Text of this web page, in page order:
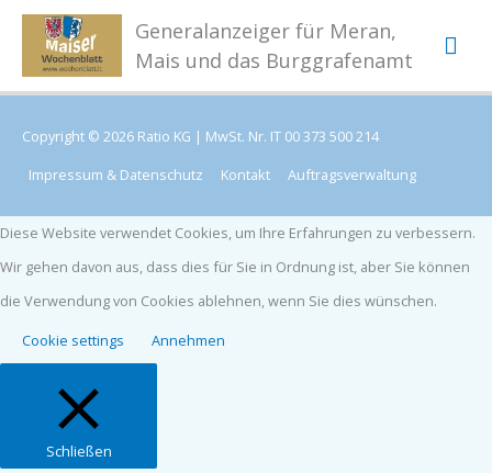
Zum
springen
Generalanzeiger für Meran,
Mais und das Burggrafenamt
Copyright © 2026 Ratio KG | MwSt. Nr. IT 00 373 500 214
Impressum & Datenschutz
Kontakt Auftragsverwaltung
Diese Website verwendet Cookies, um Ihre Erfahrungen zu verbessern.
Wir gehen davon aus, dass dies für Sie in Ordnung ist, aber Sie können
die Verwendung von Cookies ablehnen, wenn Sie dies wünschen.
Cookie settings
Annehmen
Schließen